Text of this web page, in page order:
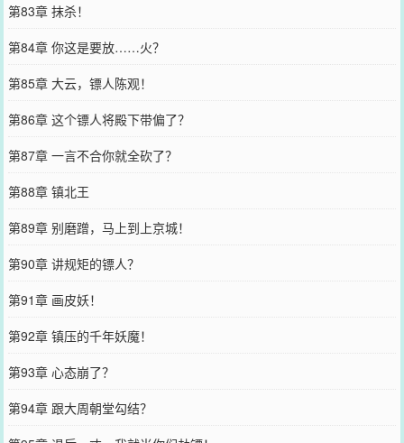
第83章 抹杀！
第84章 你这是要放……火？
第85章 大云，镖人陈观！
第86章 这个镖人将殿下带偏了？
第87章 一言不合你就全砍了？
第88章 镇北王
第89章 别磨蹭，马上到上京城！
第90章 讲规矩的镖人？
第91章 画皮妖！
第92章 镇压的千年妖魔！
第93章 心态崩了？
第94章 跟大周朝堂勾结？